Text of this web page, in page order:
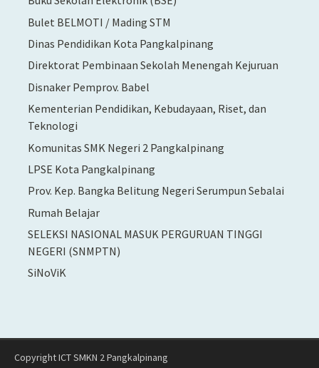
Bulet BELMOTI / Mading STM
Dinas Pendidikan Kota Pangkalpinang
Direktorat Pembinaan Sekolah Menengah Kejuruan
Disnaker Pemprov. Babel
Kementerian Pendidikan, Kebudayaan, Riset, dan
Teknologi
Komunitas SMK Negeri 2 Pangkalpinang
LPSE Kota Pangkalpinang
Prov. Kep. Bangka Belitung Negeri Serumpun Sebalai
Rumah Belajar
SELEKSI NASIONAL MASUK PERGURUAN TINGGI
NEGERI (SNMPTN)
SiNoViK
Copyright ICT SMKN 2 Pangkalpinang